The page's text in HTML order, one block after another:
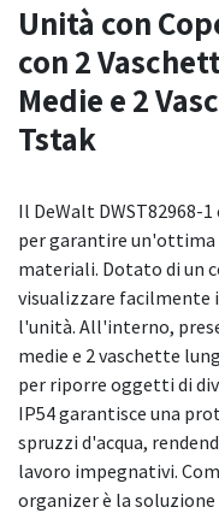
Unità con
con 2
Medie e 2
Tstak
Il DeWalt
per garantire un'ottima
materiali. Dotato di un
visualizzare facilmente
l'unità. All'interno,
medie e 2 vaschette
per riporre oggetti di
IP54 garantisce una
spruzzi d'acqua,
lavoro impegnativi.
organizer è la